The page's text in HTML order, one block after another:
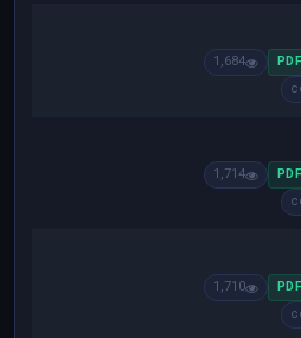
PDF
1,684
PDF
1,714
PDF
1,710